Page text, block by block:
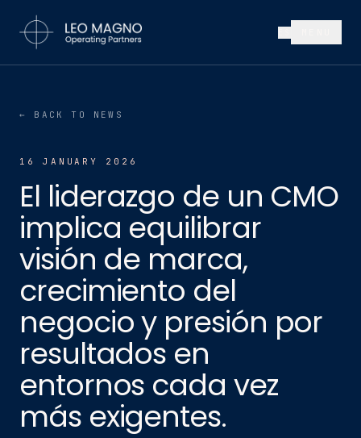
← BACK TO NEWS
16 JANUARY 2026
El liderazgo de un CMO
implica equilibrar
visión de marca,
crecimiento del
negocio y presión por
resultados en
entornos cada vez
más exigentes.